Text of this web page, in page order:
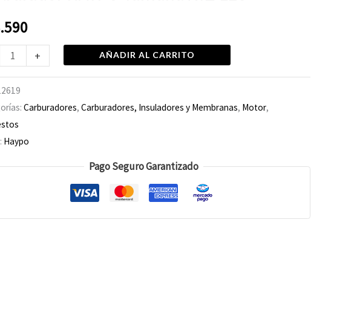
+ AÑADIR AL CARRITO
Carburadores, Carburadores, Insuladores y Membranas, Motor,
Haypo
Pago Seguro Garantizado